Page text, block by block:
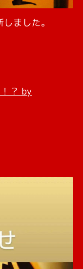
ました。
？ by